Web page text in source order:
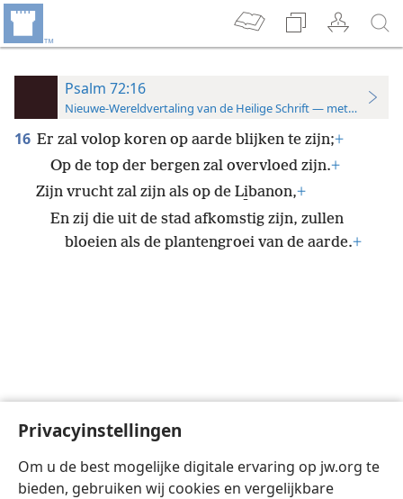
Privacyinstellingen
Om u de best mogelijke digitale ervaring op jw.org te
bieden, gebruiken wij cookies en vergelijkbare
Psalm 72:16
Nieuwe-Wereldvertaling van de Heilige Schrift — met
16 Er zal volop koren op aarde blijken te zijn;+
Op de top der bergen zal overvloed zijn.+
Zijn vrucht zal zijn als op de Li̱banon,+
En zij die uit de stad afkomstig zijn, zullen
bloeien als de plantengroei van de aarde.+